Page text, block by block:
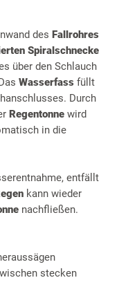
des Fallrohres
Spiralschnecke
über den Schlauch
Wasserfass füllt
Durch
Regentonne wird
in die
entfällt
kann wieder
nachfließen.
stecken